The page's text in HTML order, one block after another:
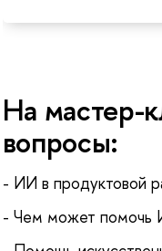
На мастер-
вопросы:
- ИИ в продуктовой
- Чем может помочь